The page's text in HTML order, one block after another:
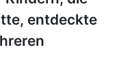
entdeckte